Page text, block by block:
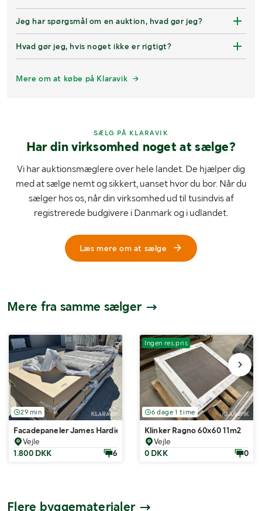
Jeg har spørgsmål om en auktion, hvad gør jeg?
Hvad gør jeg, hvis noget ikke er rigtigt?
Mere om at købe på Klaravik
SÆLG PÅ KLARAVIK
Har din virksomhed noget at sælge?
Vi har auktionsmæglere over hele landet. De hjælper dig
med at sælge nemt og sikkert, uanset hvor du bor. Når du
sælger hos os, når din virksomhed ud til tusindvis af
registrerede budgivere i Danmark og i udlandet.
Læs mere om at sælge
Mere fra samme sælger
29 min
Facadepaneler James Hardie HardiePanel Cedar Grey Slate 15 styk
Vejle
1.800 DKK
6
Ingen res.pris
6 dage 1 time
Klinker Ragno 60x60 11m2
Vejle
0 DKK
0
Flere byggematerialer